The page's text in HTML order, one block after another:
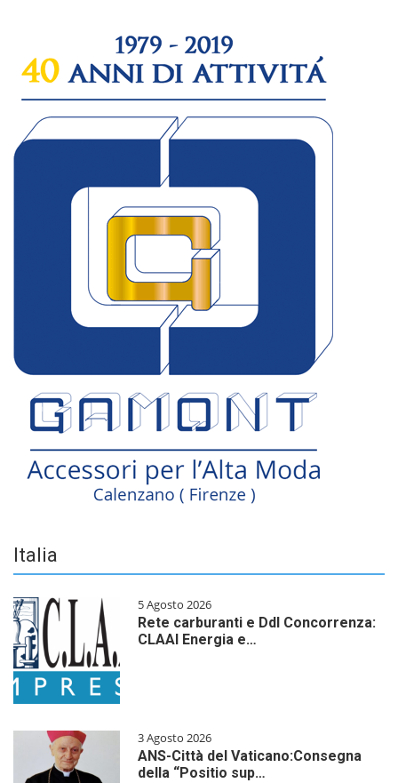
Italia
5 Agosto 2026
Rete carburanti e Ddl Concorrenza:
CLAAI Energia e…
3 Agosto 2026
ANS-Città del Vaticano:Consegna
della “Positio sup…